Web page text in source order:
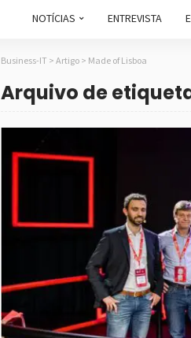
NOTÍCIAS ENTREVISTA
Business-IT > Artigo > Made of Lisboa
Arquivo de